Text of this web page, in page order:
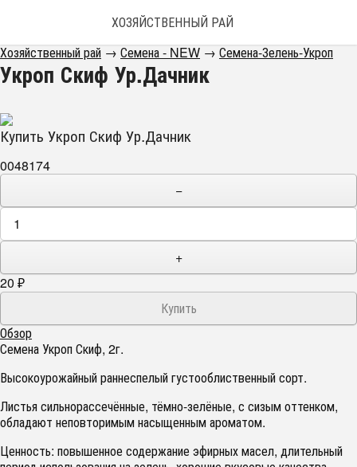
ХОЗЯЙСТВЕННЫЙ РАЙ
Хозяйственный рай → Семена - NEW → Семена-Зелень-Укроп
Укроп Скиф Ур.Дачник
Купить Укроп Скиф Ур.Дачник
0048174
−
+
20 ₽
Обзор
Семена Укроп Скиф, 2г.
Высокоурожайный раннеспелый густооблиственный сорт.
Листья сильнорассечённые, тёмно-зелёные, с сизым оттенком,
обладают неповторимым насыщенным ароматом.
Ценность: повышенное содержание эфирных масел, длительный